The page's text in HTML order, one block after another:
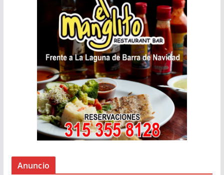
Anuncio